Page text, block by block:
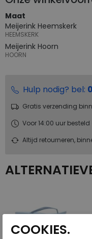
Maat
Meijerink Heemskerk
HEEMSKERK
Meijerink Hoorn
HOORN
Hulp nodig? bel:
Gratis verzending
Voor 14:00 uur
Altijd retourneren,
COOKIES.